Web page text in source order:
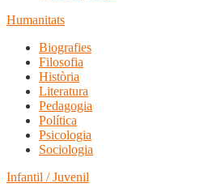
Humanitats
Biografies
Filosofia
Història
Literatura
Pedagogia
Política
Psicologia
Sociologia
Infantil / Juvenil